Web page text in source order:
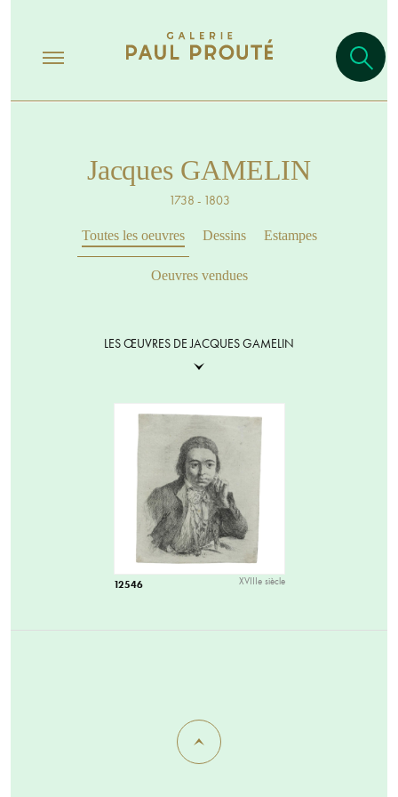
Jacques GAMELIN
1738 - 1803
Toutes les oeuvres Dessins Estampes
Oeuvres vendues
LES ŒUVRES DE JACQUES GAMELIN
12546 XVIIIe siècle